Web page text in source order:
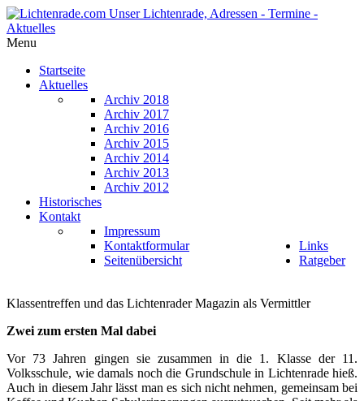
Menu
Startseite
Aktuelles
Archiv 2018
Archiv 2017
Archiv 2016
Archiv 2015
Archiv 2014
Archiv 2013
Archiv 2012
Historisches
Kontakt
Impressum
Kontaktformular
Seitenübersicht
Links
Ratgeber
Klassentreffen und das Lichtenrader Magazin als Vermittler
Zwei zum ersten Mal dabei
Vor 73 Jahren gingen sie zusammen in die 1. Klasse der 11.
Volksschule, wie damals noch die Grundschule in Lichtenrade hieß.
Auch in diesem Jahr lässt man es sich nicht nehmen, gemeinsam bei